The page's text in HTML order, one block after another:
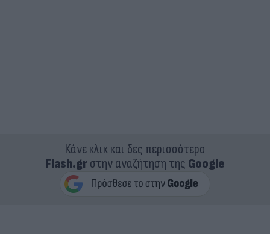
Κάνε κλικ και δες περισσότερο
Flash.grστην αναζήτηση της Google